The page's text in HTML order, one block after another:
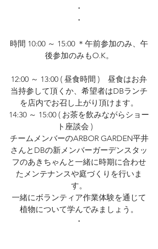
・
・
時間 10:00 ～ 15:00 ＊午前参加のみ、午
後参加のみもO.K。
12:00 ～ 13:00 ( 昼食時間 )　昼食はお弁
当持参して頂くか、希望者はDBランチ
を店内でお召し上がり頂けます。
14:30 ～ 15:00 ( お茶を飲みながらショー
ト座談会 )
チームメンバーのARBOR GARDEN平井
さんとDBの新メンバーガーデンスタッ
フのあきちゃんと一緒に時期に合わせ
たメンテナンスや庭づくりを行いま
す。
一緒にボランティア作業体験を通じて
植物について学んでみましょう。
・